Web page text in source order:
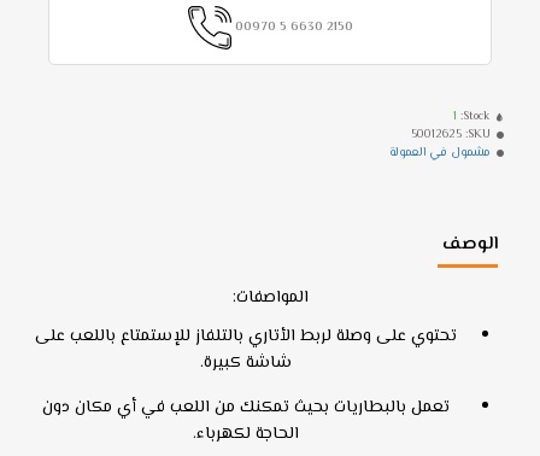
Stock:
1
SKU:
50012625
مشمول في العمولة
00970 5 6630 2150
الوصف
المواصفات:
تحتوي على وصلة لربط الأتاري بالتلفاز للإستمتاع باللعب على
شاشة كبيرة.
تعمل بالبطاريات بحيث تمكنك من اللعب في أي مكان دون
الحاجة لكهرباء.